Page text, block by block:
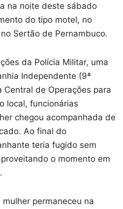
na noite deste sábado
do tipo motel, no
Sertão de Pernambuco.
da Polícia Militar, uma
Independente (9ª
Central de Operações para
local, funcionárias
chegou acompanhada de
Ao final do
teria fugido sem
o momento em
permaneceu na